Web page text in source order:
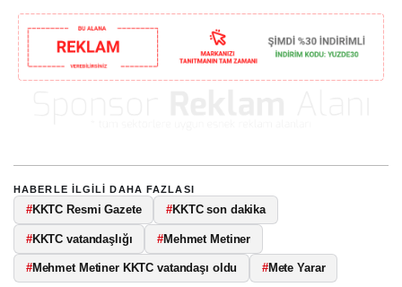
HABERLE ILGILI DAHA FAZLASI
#KKTC Resmi Gazete #KKTC son dakika
#KKTC vatandaşlığı #Mehmet Metiner
#Mehmet Metiner KKTC vatandaşı oldu #Mete Yarar